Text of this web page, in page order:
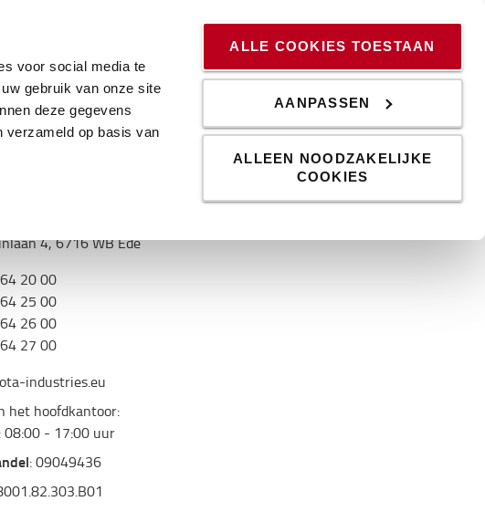
voor social media te
gebruik van onze site
deze gegevens
verzameld op basis van
ALLE COOKIES TOESTAAN
AANPASSEN
ALLEEN NOODZAKELIJKE
COOKIES
4, 6716 WB Ede
20 00
25 00
26 00
27 00
industries.eu
het hoofdkantoor:
08:00 - 17:00 uur
: 09049436